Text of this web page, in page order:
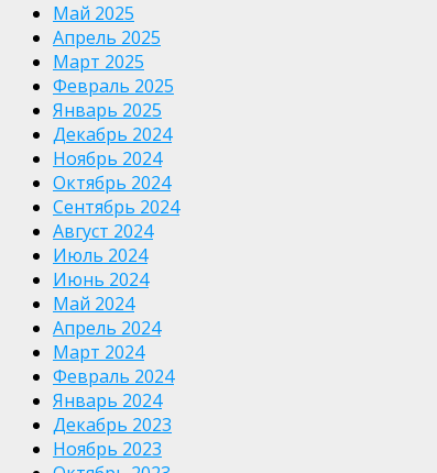
Май 2025
Апрель 2025
Март 2025
Февраль 2025
Январь 2025
Декабрь 2024
Ноябрь 2024
Октябрь 2024
Сентябрь 2024
Август 2024
Июль 2024
Июнь 2024
Май 2024
Апрель 2024
Март 2024
Февраль 2024
Январь 2024
Декабрь 2023
Ноябрь 2023